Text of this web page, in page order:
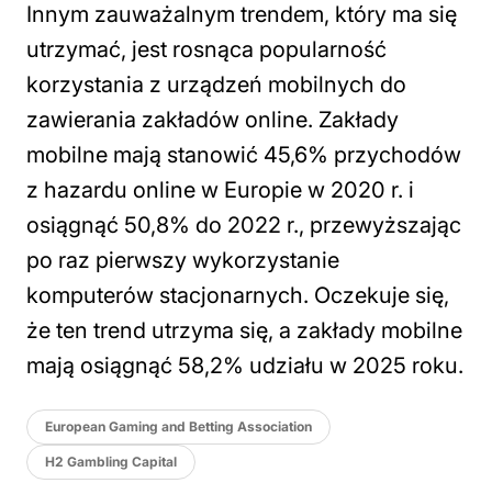
Innym zauważalnym trendem, który ma się
utrzymać, jest rosnąca popularność
korzystania z urządzeń mobilnych do
zawierania zakładów online. Zakłady
mobilne mają stanowić 45,6% przychodów
z hazardu online w Europie w 2020 r. i
osiągnąć 50,8% do 2022 r., przewyższając
po raz pierwszy wykorzystanie
komputerów stacjonarnych. Oczekuje się,
że ten trend utrzyma się, a zakłady mobilne
mają osiągnąć 58,2% udziału w 2025 roku.
European Gaming and Betting Association
H2 Gambling Capital